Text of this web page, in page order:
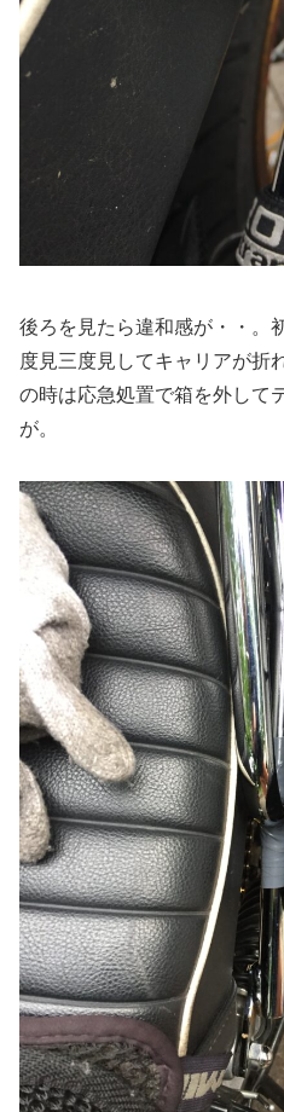
後ろを見たら違和感が・・。
度見三度見してキャリアが折
の時は応急処置で箱を外して
が。